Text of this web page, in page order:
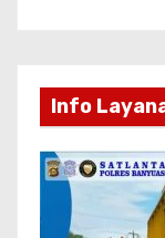
Info